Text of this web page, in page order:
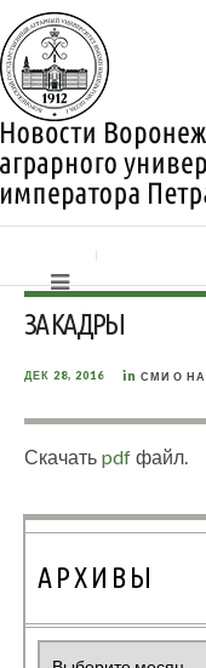
ЗА КАДРЫ
ДЕК 28, 2016 in СМИ О
Скачать pdfфайл.
АРХИВЫ